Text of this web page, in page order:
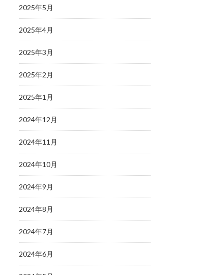
2025年5月
2025年4月
2025年3月
2025年2月
2025年1月
2024年12月
2024年11月
2024年10月
2024年9月
2024年8月
2024年7月
2024年6月